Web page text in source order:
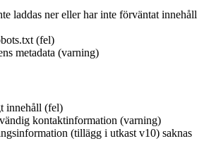
laddas ner eller har inte förväntat innehåll
(fel)
metadata (varning)
innehåll (fel)
kontaktinformation (varning)
(tillägg i utkast v10) saknas